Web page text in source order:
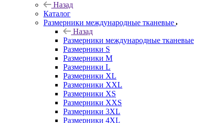
Назад
Каталог
Размерники международные тканевые
Назад
Размерники международные тканевые
Размерники S
Размерники M
Размерники L
Размерники XL
Размерники XXL
Размерники XS
Размерники XXS
Размерники 3XL
Размерники 4XL